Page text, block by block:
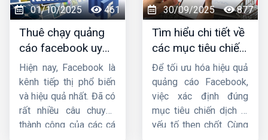
Facebookbằng điện
thoại, máy tính một
cách nhanh chóng.
01/10/2025
461
Thuê chạy quảng
cáo facebook uy
tín, chuyên nghiệp,
hiệu quả ở đâu ?
Hiện nay, Facebook là
kênh tiếp thị phổ biến
và hiệu quả nhất. Đã có
rất nhiều câu chuyện
thành công của các cá
30/09/2025 877
Tìm hiểu chi tiết về
các mục tiêu chiến
dịch quảng cáo
facebook
Để tối ưu hóa hiệu quả
quảng cáo Facebook,
việc xác định đúng
mục tiêu chiến dịch là
yếu tố then chốt. Cùng